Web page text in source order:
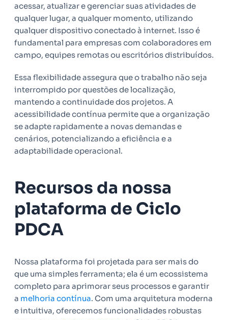
acessar, atualizar e gerenciar suas atividades de
qualquer lugar, a qualquer momento, utilizando
qualquer dispositivo conectado à internet. Isso é
fundamental para empresas com colaboradores em
campo, equipes remotas ou escritórios distribuídos.
Essa flexibilidade assegura que o trabalho não seja
interrompido por questões de localização,
mantendo a continuidade dos projetos. A
acessibilidade contínua permite que a organização
se adapte rapidamente a novas demandas e
cenários, potencializando a eficiência e a
adaptabilidade operacional.
Recursos da nossa
plataforma de Ciclo
PDCA
Nossa plataforma foi projetada para ser mais do
que uma simples ferramenta; ela é um ecossistema
completo para aprimorar seus processos e garantir
a melhoria contínua. Com uma arquitetura moderna
e intuitiva, oferecemos funcionalidades robustas